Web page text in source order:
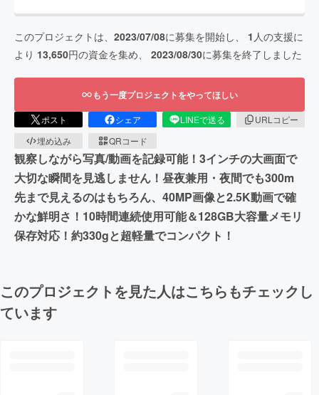
このプロジェクトは、 2023/07/08に募集を開始し、 1 人の支援に
より 13,650円の資金を集め、 2023/08/30に募集を終了しました
もう一度プロジェクトをやってほしい
ポスト シェア LINEで送る
URLコピー
埋め込み
QRコード
観察しながら写真/動画を記録可能！3インチの大画面で
大切な瞬間を見逃しません！昼夜兼用・夜間でも300m
先まで見えるのはもちろん、40MP画像と2.5K動画で確
かな鮮明さ！10時間連続使用可能＆128GB大容量メモリ
保存対応！約330gと超軽量でコンパクト！
このプロジェクトを見た人はこちらもチェックし
ています